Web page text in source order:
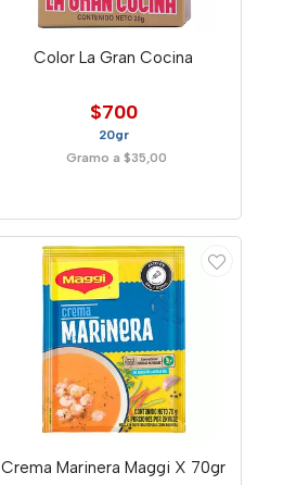
Color La Gran Cocina
$700
20gr
Gramo a $35,00
Crema Marinera Maggi X 70gr